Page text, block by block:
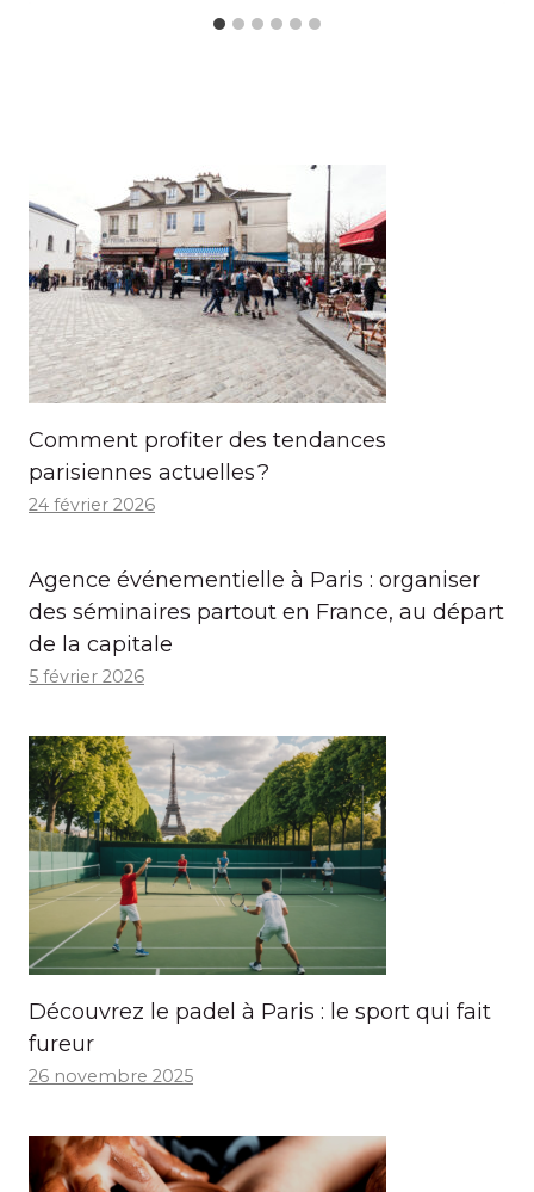
Comment profiter des tendances
parisiennes actuelles ?
24 février 2026
Agence événementielle à Paris : organiser
des séminaires partout en France, au départ
de la capitale
5 février 2026
Découvrez le padel à Paris : le sport qui fait
fureur
26 novembre 2025